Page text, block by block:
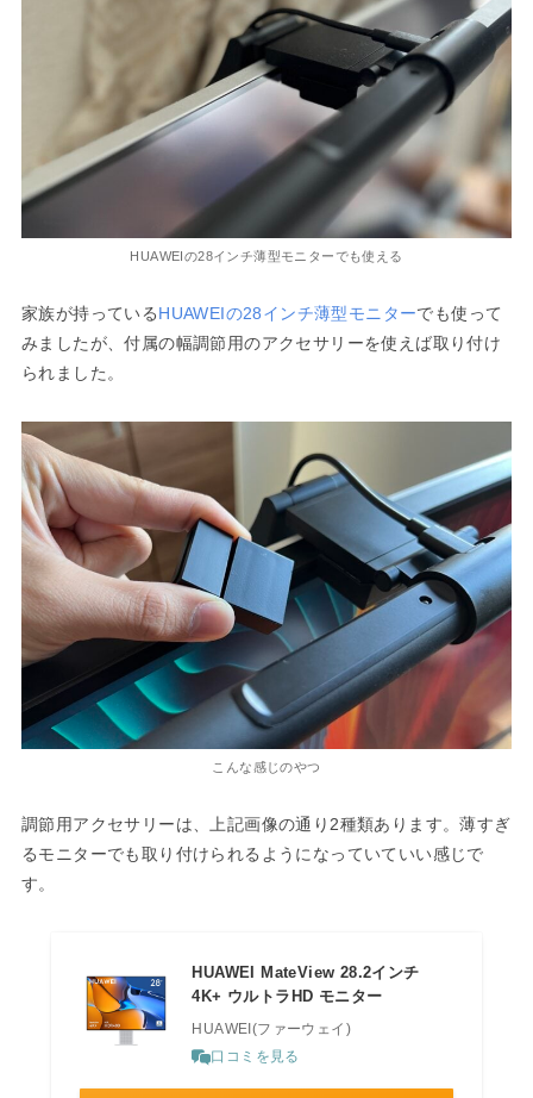
HUAWEIの28インチ薄型モニターでも使える
家族が持っているHUAWEIの28インチ薄型モニターでも使って
みましたが、付属の幅調節用のアクセサリーを使えば取り付け
られました。
こんな感じのやつ
調節用アクセサリーは、上記画像の通り2種類あります。薄すぎ
るモニターでも取り付けられるようになっていていい感じで
す。
HUAWEI MateView 28.2インチ
4K+ ウルトラHD モニター
HUAWEI(ファーウェイ)
口コミを見る